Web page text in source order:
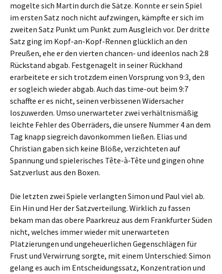
mogelte sich Martin durch die Sätze. Konnte er sein Spiel
im ersten Satz noch nicht aufzwingen, kämpfte er sich im
zweiten Satz Punkt um Punkt zum Ausgleich vor. Der dritte
Satz ging im Kopf-an-Kopf-Rennen glücklich an den
Preußen, ehe er den vierten chancen- und ideenlos nach 2:8
Rückstand abgab. Festgenagelt in seiner Rückhand
erarbeitete er sich trotzdem einen Vorsprung von 9:3, den
er sogleich wieder abgab. Auch das time-out beim 9:7
schaffte er es nicht, seinen verbissenen Widersacher
loszuwerden. Umso unerwarteter zwei verhältnismäßig
leichte Fehler des Oberräders, die unsere Nummer 4 an dem
Tag knapp siegreich davonkommen ließen. Elias und
Christian gaben sich keine Blöße, verzichteten auf
Spannung und spielerisches Tête-à-Tête und gingen ohne
Satzverlust aus den Boxen.
Die letzten zwei Spiele verlangten Simon und Paul viel ab.
Ein Hin und Her der Satzverteilung. Wirklich zu fassen
bekam man das obere Paarkreuz aus dem Frankfurter Süden
nicht, welches immer wieder mit unerwarteten
Platzierungen und ungeheuerlichen Gegenschlägen für
Frust und Verwirrung sorgte, mit einem Unterschied: Simon
gelang es auch im Entscheidungssatz, Konzentration und